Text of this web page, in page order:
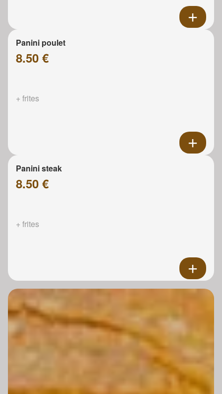
Panini poulet
8.50 €
+ frites
Panini steak
8.50 €
+ frites